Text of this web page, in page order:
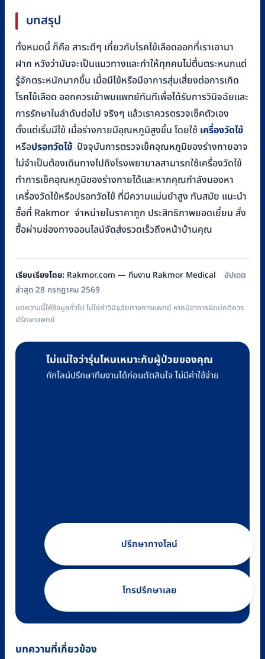
บทสรุป
ทั้งหมดนี้ ก็คือ สาระดีๆ เกี่ยวกับโรคไข้เลือดออกที่เราเอามา
ฝาก หวังว่ามันจะเป็นแนวทางและทำให้ทุกคนไม่ตื่นตระหนกแต่
รู้จักตระหนักมากขึ้น เมื่อมีไข้หรือมีอาการสุ่มเสี่ยงต่อการเกิด
โรคไข้เลือด ออกควรเข้าพบแพทย์ทันทีเพื่อได้รับการวินิจฉัยและ
การรักษาในลำดับต่อไป จริงๆ แล้วเราควรตรวจเช็คตัวเอง
ตั้งแต่เริ่มมีไข้ เมื่อร่างกายมีอุณหภูมิสูงขึ้น โดยใช้ เครื่องวัดไข้
หรือปรอทวัดไข้ปัจจุบันการตรวจเช็คอุณหภูมิของร่างกายอาจ
ไม่จำเป็นต้องเดินทางไปถึงโรงพยาบาลสามารถใช้เครื่องวัดไข้
ทำการเช็คอุณหภูมิของร่างกายได้และหากคุณกำลังมองหา
เครื่องวัดไข้หรือปรอทวัดไข้ ที่มีความแม่นยำสูง ทันสมัย แนะนำ
ซื้อที่ Rakmor จำหน่ายในราคาถูก ประสิทธิภาพยอดเยี่ยม สั่ง
ซื้อผ่านช่องทางออนไลน์จัดส่งรวดเร็วถึงหน้าบ้านคุณ
เรียบเรียงโดย: Rakmor.com — ทีมงาน Rakmor Medical
อัปเดต
ล่าสุด 28 กรกฎาคม 2569
บทความนี้ให้ข้อมูลทั่วไป ไม่ใช่คำวินิจฉัยทางการแพทย์ หากมีอาการผิดปกติควร
ปรึกษาแพทย์
ไม่แน่ใจว่ารุ่นไหนเหมาะกับผู้ป่วยของคุณ
ทักไลน์ปรึกษาทีมงานได้ก่อนตัดสินใจ ไม่มีค่าใช้จ่าย
ปรึกษาทางไลน์
โทรปรึกษาเลย
บทความที่เกี่ยวข้อง